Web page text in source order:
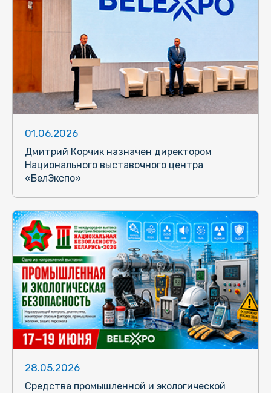
01.06.2026
Дмитрий Корчик назначен директором
Национального выставочного центра
«БелЭкспо»
28.05.2026
Средства промышленной и экологической